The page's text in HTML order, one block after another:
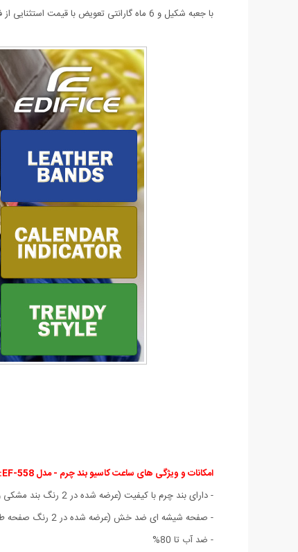
با جعبه شکیل و 6 ماه گارانتی تعویض با قیمت استثنایی از فروشگاه میهن استور سفارش دهید.
امکانات و ویژگی های ساعت کاسیو بند چرم - مدل EF-558:
- دارای بند چرم با کیفیت (عرضه شده در 2 رنگ بند مشکی و قهوه ای)
- صفحه شیشه ای ضد خش (عرضه شده در 2 رنگ صفحه طلایی و مشکی)
- ضد آب تا 80%